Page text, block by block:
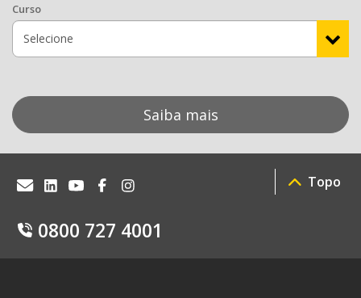
Curso
Saiba mais
0800 727 4001
Topo